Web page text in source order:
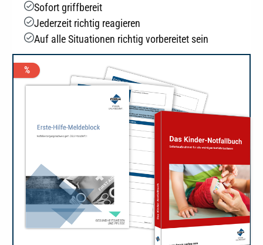
Sofort griffbereit
Jederzeit richtig reagieren
Auf alle Situationen richtig vorbereitet sein
%